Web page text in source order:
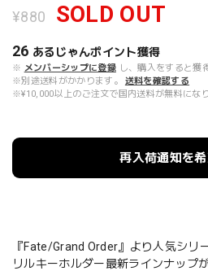
¥880 SOLD OUT
26 あるじゃんポイント獲得
※ メンバーシップに登録 し、購入をすると獲
※別途送料がかかります。
送料を確認する
※¥10,000以上のご注文で国内送料が無料になり
再入荷通知を
『Fate/Grand Order』より人気シリ
リルキーホルダー最新ラインナップ